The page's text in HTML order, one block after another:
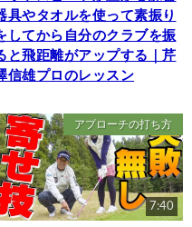
具やタオルを使って素振り
してから自分のクラブを振
と飛距離がアップする｜芹
信雄プロのレッスン
アプローチの打ち方
7:40